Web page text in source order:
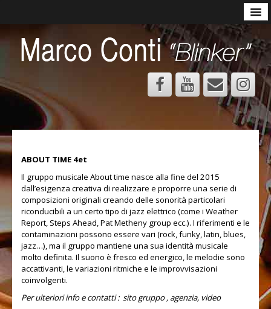
MUSICA
Curriculum
Progetti
Mp3
Foto
DIDATTICA
Presentazione Didattica MC
Basso elettrico
Contrabbasso
Improvvisazione
Ear training
ABOUT TIME 4et
Il gruppo musicale About time nasce alla fine del 2015
dall’esigenza creativa di realizzare e proporre una serie di
composizioni originali creando delle sonorità particolari
riconducibili a un certo tipo di jazz elettrico (come i Weather
Report, Steps Ahead, Pat Metheny group ecc.). I riferimenti e le
contaminazioni possono essere vari (rock, funky, latin, blues,
jazz…), ma il gruppo mantiene una sua identità musicale
molto definita. Il suono è fresco ed energico, le melodie sono
accattivanti, le variazioni ritmiche e le improvvisazioni
coinvolgenti.
Per ulteriori info e contatti : sito gruppo, agenzia, video